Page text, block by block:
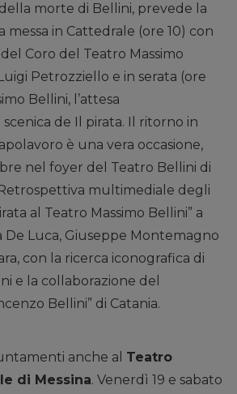
morte di Bellini, prevede la
messa in Cattedrale (ore 10) con
Coro del Teatro Massimo
Petrozziello e in serata (ore
Bellini, l’attesa
de Il pirata. Il ritorno in
è una vera occasione,
nel foyer del Teatro Bellini di
multimediale degli
al Teatro Massimo Bellini” a
De Luca, Giuseppe Montemagno
con la ricerca iconografica di
e la collaborazione del
Bellini” di Catania.
anche al Teatro
di Messina. Venerdì 19 e sabato